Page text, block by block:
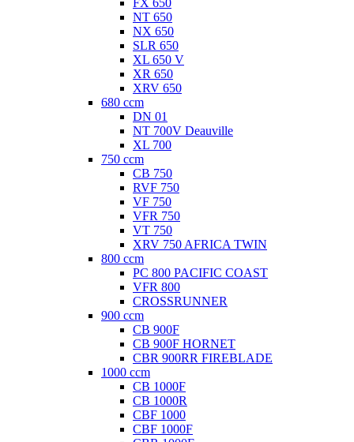
FX 650
NT 650
NX 650
SLR 650
XL 650 V
XR 650
XRV 650
680 ccm
DN 01
NT 700V Deauville
XL 700
750 ccm
CB 750
RVF 750
VF 750
VFR 750
VT 750
XRV 750 AFRICA TWIN
800 ccm
PC 800 PACIFIC COAST
VFR 800
CROSSRUNNER
900 ccm
CB 900F
CB 900F HORNET
CBR 900RR FIREBLADE
1000 ccm
CB 1000F
CB 1000R
CBF 1000
CBF 1000F